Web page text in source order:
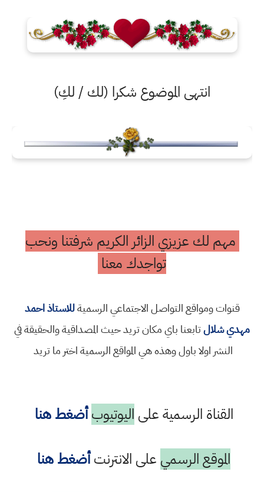
انتهى الموضوع شكرا (لك / لكِ)
مهم لك عزيزي الزائر الكريم شرفتنا ونحب
تواجدك معنا
قنوات ومواقع التواصل الاجتماعي الرسميةللاستاذ احمد
مهدي شلالتابعنا باي مكان تريد حيث المصداقية والحقيقة في
النشر اولا باول وهذه هي المواقع الرسمية اختر ما تريد
القناة الرسمية على اليوتيوب أضغط هنا
الموقع الرسمي على الانترنتأضغط هنا